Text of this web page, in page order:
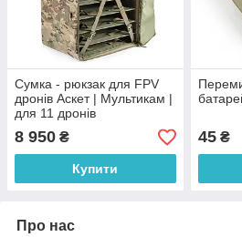
Сумка - рюкзак для FPV
дронів Аскет | Мультикам |
для 11 дронів
8 950 ₴
Купити
45₴
Про нас